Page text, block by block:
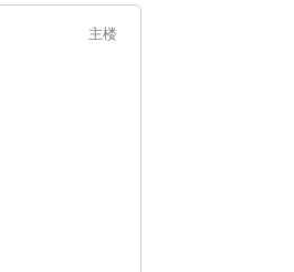
主楼